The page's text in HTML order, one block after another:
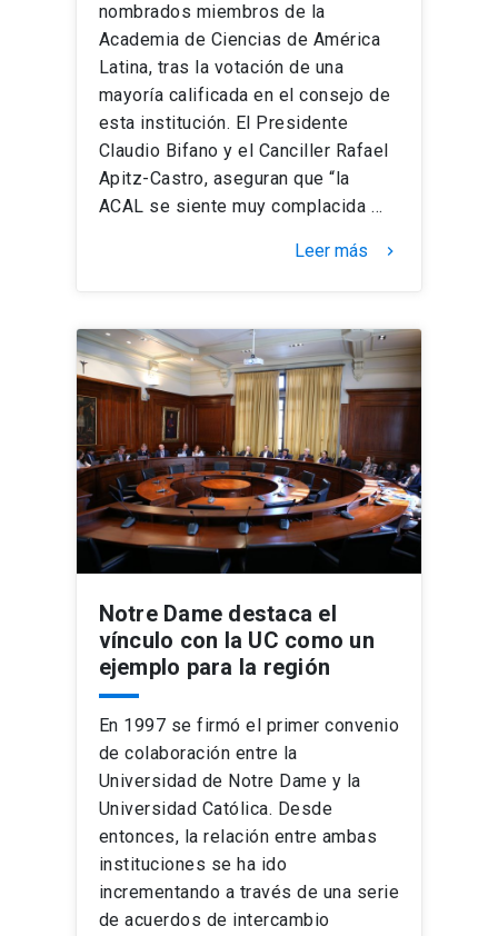
nombrados miembros de la
Academia de Ciencias de América
Latina, tras la votación de una
mayoría calificada en el consejo de
esta institución. El Presidente
Claudio Bifano y el Canciller Rafael
Apitz-Castro, aseguran que “la
ACAL se siente muy complacida …
Leer más keyboard_arrow_right
Notre Dame destaca el
vínculo con la UC como un
ejemplo para la región
En 1997 se firmó el primer convenio
de colaboración entre la
Universidad de Notre Dame y la
Universidad Católica. Desde
entonces, la relación entre ambas
instituciones se ha ido
incrementando a través de una serie
de acuerdos de intercambio